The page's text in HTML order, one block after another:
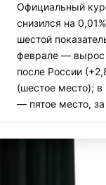
Официальный
снизился на
шестой
феврале — вырос
после России
(шестое место);
— пятое место,